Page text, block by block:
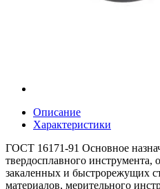
Описание
Характеристики
ГОСТ 16171-91 Основное
твердосплавного инструмента,
закаленных и быстрорежущих
материалов, мерительного